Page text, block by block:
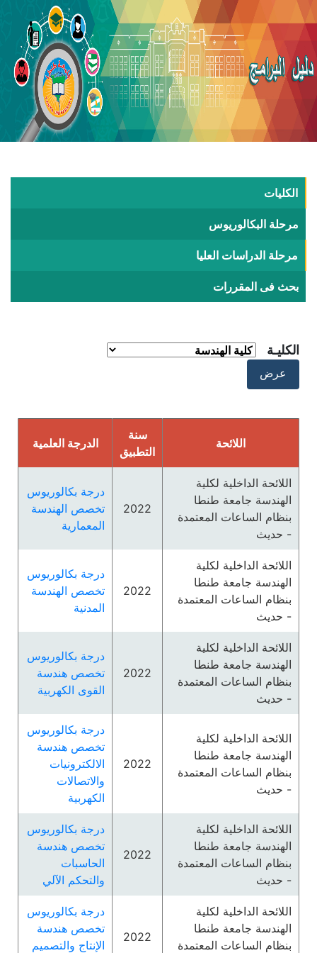
الكليات
مرحلة البكالوريوس
مرحلة الدراسات العليا
بحث فى المقررات
الكليـة
اللائحة
سنة
التطبيق
الدرجة العلمية
اللائحة الداخلية لكلية
الهندسة جامعة طنطا
بنظام الساعات المعتمدة
- حديث
2022
درجة بكالوريوس
تخصص الهندسة
المعمارية
اللائحة الداخلية لكلية
الهندسة جامعة طنطا
بنظام الساعات المعتمدة
- حديث
2022
درجة بكالوريوس
تخصص الهندسة
المدنية
اللائحة الداخلية لكلية
الهندسة جامعة طنطا
بنظام الساعات المعتمدة
- حديث
2022
درجة بكالوريوس
تخصص هندسة
القوى الكهربية
اللائحة الداخلية لكلية
الهندسة جامعة طنطا
بنظام الساعات المعتمدة
- حديث
2022
درجة بكالوريوس
تخصص هندسة
الالكترونيات
والاتصالات
الكهربية
اللائحة الداخلية لكلية
الهندسة جامعة طنطا
بنظام الساعات المعتمدة
- حديث
2022
درجة بكالوريوس
تخصص هندسة
الحاسبات
والتحكم الآلي
اللائحة الداخلية لكلية
الهندسة جامعة طنطا
بنظام الساعات المعتمدة
2022
درجة بكالوريوس
تخصص هندسة
الإنتاج والتصميم